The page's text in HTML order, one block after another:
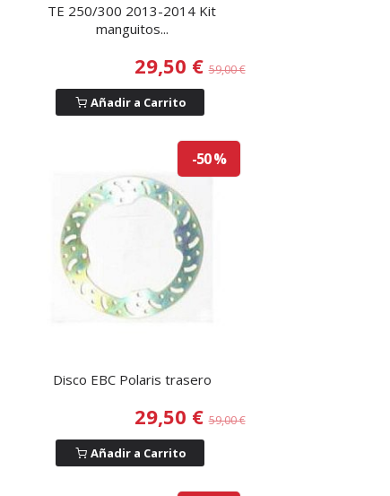
TE 250/300 2013-2014 Kit
manguitos...
29,50 €59,00 €
Añadir a Carrito
-50 %
Disco EBC Polaris trasero
29,50 €59,00 €
Añadir a Carrito